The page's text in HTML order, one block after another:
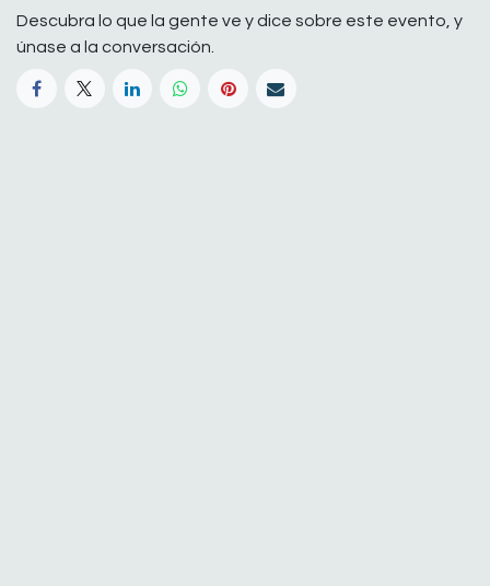
Descubra lo que la gente ve y dice sobre este evento, y
únase a la conversación.